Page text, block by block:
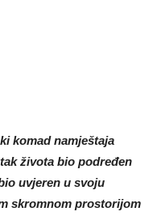
komad namještaja
života bio podređen
uvjeren u svoju
skromnom prostorijom